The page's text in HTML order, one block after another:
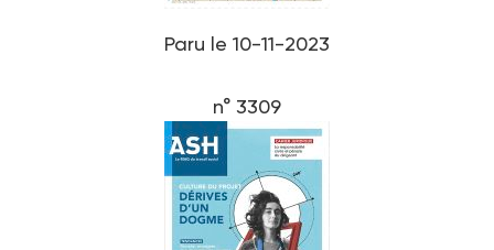
Paru le 10-11-2023
n° 3309